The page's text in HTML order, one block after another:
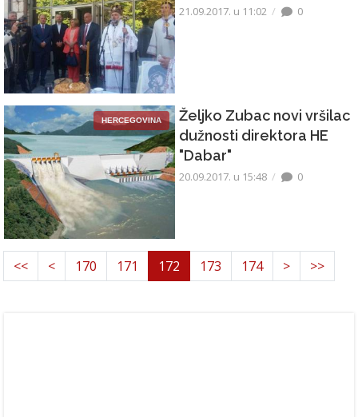
21.09.2017. u 11:02 0
HERCEGOVINA
Željko Zubac novi vršilac
dužnosti direktora HE
"Dabar"
20.09.2017. u 15:48 0
<< < 170 171 172 173 174 > >>